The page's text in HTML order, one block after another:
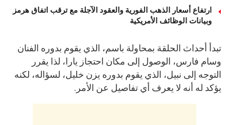
ارتفاع أسعار الذهب الفورية والعقود الآجلة مع ترقب اتفاق هرمز
وبيانات الوظائف الأمريكية
تبدأ أحداث الحلقة بمحاولة باسم، الذي يقوم بدوره الفنان
وسام فارس، الوصول إلى مكان احتجاز يارا، لذا يقرر
التوجه إلى نبيل، الذي يقوم بدوره يزن خليل، لسؤاله، لكنه
يؤكد له أنه لا يعرف أي تفاصيل عن الأمر.